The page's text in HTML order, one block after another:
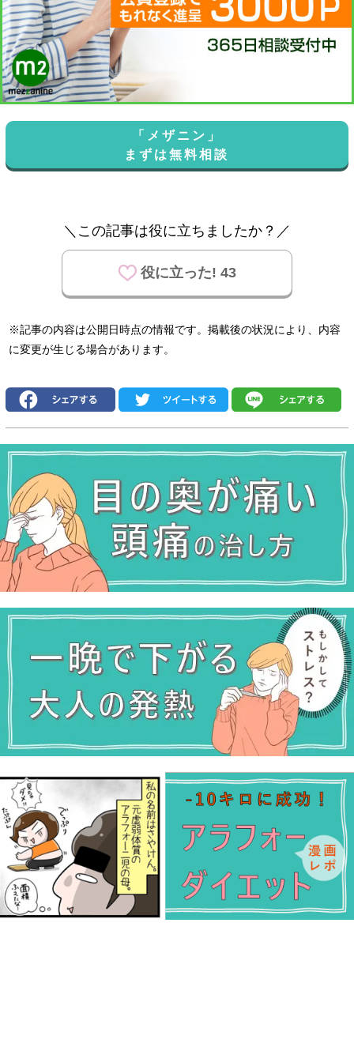
「メザニン」
まずは無料相談
＼この記事は役に立ちましたか？／
役に立った! 43
※記事の内容は公開日時点の情報です。掲載後の状況により、内容
に変更が生じる場合があります。